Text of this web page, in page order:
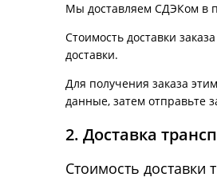
Мы доставляем СДЭКом в
Стоимость доставки
доставки.
Для получения заказа
данные, затем отправьте
2. Доставка
Стоимость